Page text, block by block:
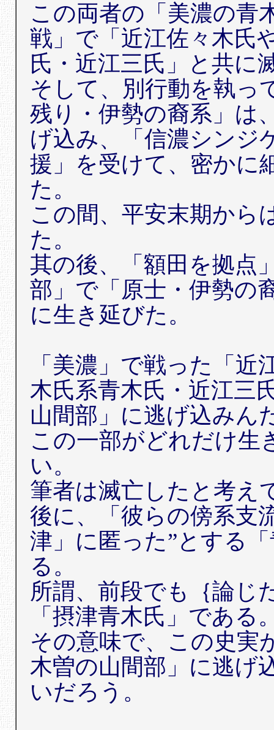
この両者の「美濃の青
戦」で「近江佐々木氏
氏・近江三氏」と共に
そして、別行動を執っ
残り・伊勢の裔系」は
げ込み、「信濃シンジ
援」を受けて、密かに
た。
この間、平安末期から
た。
其の後、「額田を拠点
部」で「原士・伊勢の
に生き延びた。
「美濃」で戦った「
木氏系青木氏・近江三
山間部」に逃げ込みん
この一部がどれだけ生
い。
筆者は滅亡したと考え
後に、「彼らの傍系支
津」に匿った”とする
る。
所謂、前段でも｛論じ
「摂津青木氏」である
その意味で、この史実
木曽の山間部」に逃げ
いだろう。